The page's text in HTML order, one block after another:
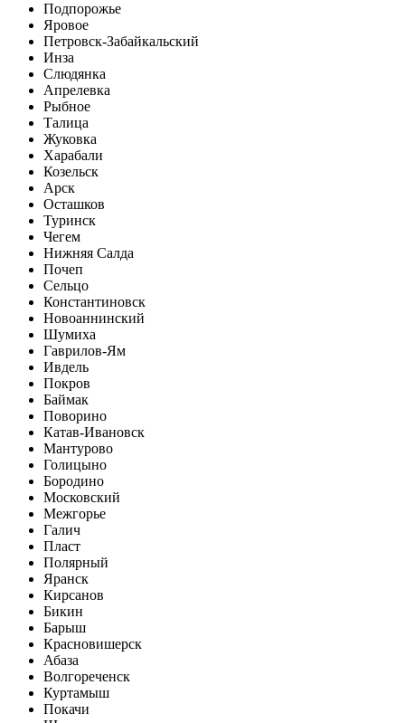
Подпорожье
Яровое
Петровск-Забайкальский
Инза
Слюдянка
Апрелевка
Рыбное
Талица
Жуковка
Харабали
Козельск
Арск
Осташков
Туринск
Чегем
Нижняя Салда
Почеп
Сельцо
Константиновск
Новоаннинский
Шумиха
Гаврилов-Ям
Ивдель
Покров
Баймак
Поворино
Катав-Ивановск
Мантурово
Голицыно
Бородино
Московский
Межгорье
Галич
Пласт
Полярный
Яранск
Кирсанов
Бикин
Барыш
Красновишерск
Абаза
Волгореченск
Куртамыш
Покачи